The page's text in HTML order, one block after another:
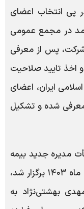
پی انتخاب اعضای
در مجمع عمومی
پس از معرفی
اخذ تایید صلاحیت
ایران، اعضای
شده و تشکیل
مدیره جدید بیمه
سرمد که صبح امروز چهارشنبه ۲۳ آبان ماه ۱۴۰۳ برگزار شد،
بهشتی‌نژاد به